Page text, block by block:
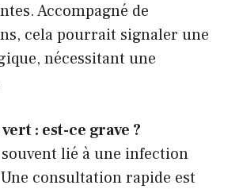
Accompagné de
cela pourrait signaler une
nécessitant une
: est-ce grave ?
lié à une infection
consultation rapide est